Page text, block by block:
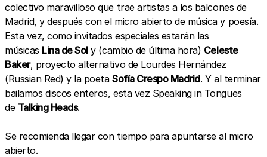
colectivo maravilloso que trae artistas a los balcones de
Madrid, y después con el micro abierto de música y poesía.
Esta vez, como invitados especiales estarán las
músicas Lina de Soly (cambio de última hora) Celeste
Baker, proyecto alternativo de Lourdes Hernández
(Russian Red) y la poetaSofía Crespo Madrid. Y al terminar
bailamos discos enteros, esta vez Speaking in Tongues
de Talking Heads.
Se recomienda llegar con tiempo para apuntarse al micro
abierto.